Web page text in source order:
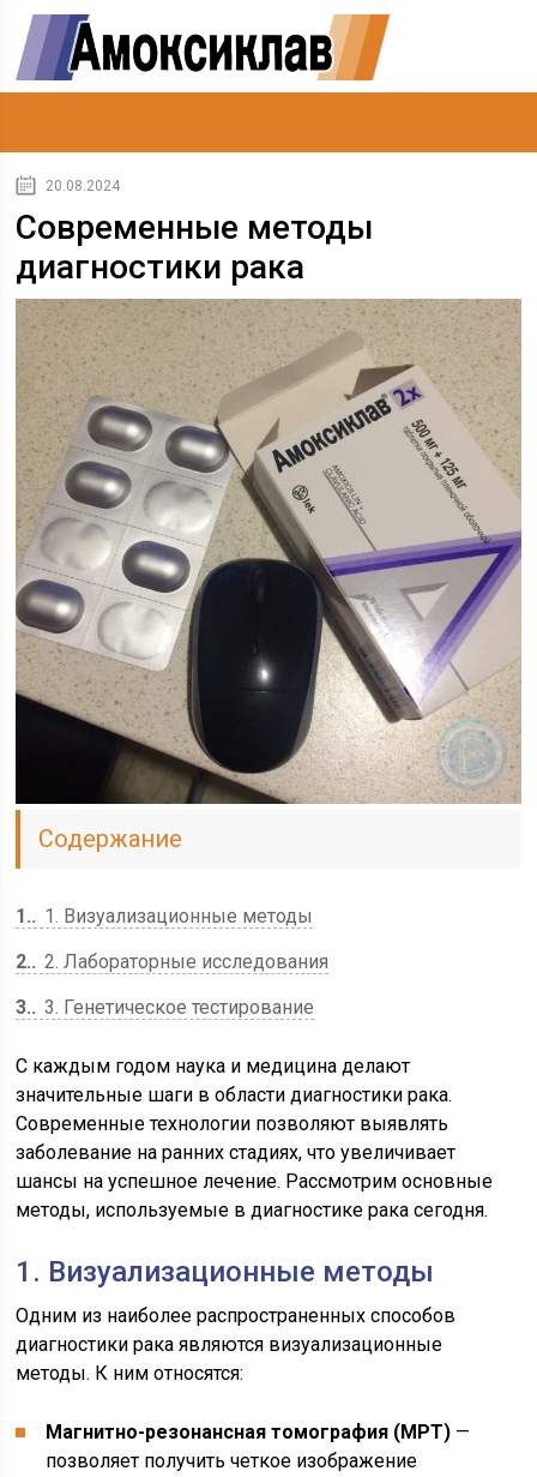
20.08.2024
Современные методы
диагностики рака
Содержание
1.
1. Визуализационные методы
2.
2. Лабораторные исследования
3.
3. Генетическое тестирование
С каждым годом наука и медицина делают
значительные шаги в области диагностики рака.
Современные технологии позволяют выявлять
заболевание на ранних стадиях, что увеличивает
шансы на успешное лечение. Рассмотрим основные
методы, используемые в диагностике рака сегодня.
1. Визуализационные методы
Одним из наиболее распространенных способов
диагностики рака являются визуализационные
методы. К ним относятся:
Магнитно-резонансная томография (МРТ) —
позволяет получить четкое изображение